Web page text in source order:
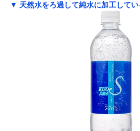
▼ 天然水をろ過して純水に加工してい